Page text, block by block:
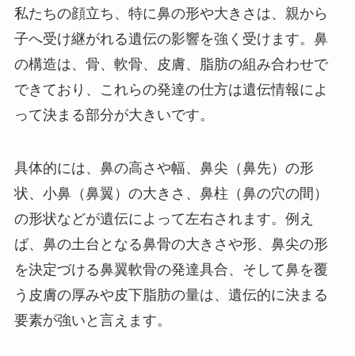
私たちの顔立ち、特に鼻の形や大きさは、親から
子へ受け継がれる遺伝の影響を強く受けます。鼻
の構造は、骨、軟骨、皮膚、脂肪の組み合わせで
できており、これらの発達の仕方は遺伝情報によ
って決まる部分が大きいです。
具体的には、鼻の高さや幅、鼻尖（鼻先）の形
状、小鼻（鼻翼）の大きさ、鼻柱（鼻の穴の間）
の形状などが遺伝によって左右されます。例え
ば、鼻の土台となる鼻骨の大きさや形、鼻尖の形
を決定づける鼻翼軟骨の発達具合、そして鼻を覆
う皮膚の厚みや皮下脂肪の量は、遺伝的に決まる
要素が強いと言えます。